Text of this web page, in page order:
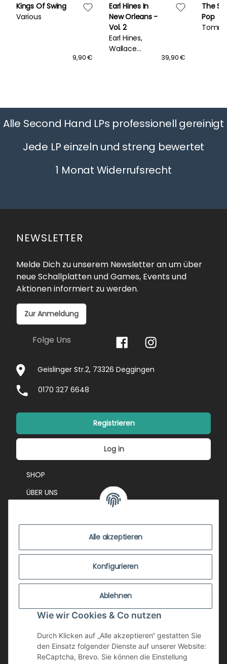
Alle akzeptieren
Konfigurieren
Ablehnen
Wie wir Cookies & Co nutzen
Durch Klicken auf „Alle akzeptieren“ gestatten Sie
den Einsatz folgender Dienste auf unserer Website:
ReCaptcha, Brevo. Sie können die Einstellung
Kings Of Swing
Various
9,90 €
Earl Hines In
New Orleans -
Vol. 2
Earl Hines,
Wallace
39,90 €
The
Pop
Alle Second Hand LPs professionell gereinigt
Jede LP einzeln und streng bewertet
1 Monat Widerrufsrecht
NEWSLETTER
Melde Dich zu unserem Newsletter an um über
neue Schallplatten und Games, Events und
Aktionen informiert zu werden.
Zur Anmeldung
Folge Uns
Geislinger Str.2, 73326 Deggingen
0170 327 6648
Registrieren
Log in
SHOP
ÜBER UNS
ZUSTANDSBEWERTUNG
ZAHLUNGSMÖGLICHKEITEN
AGB
WIDERRUFSRECHT
DATENSCHUTZ